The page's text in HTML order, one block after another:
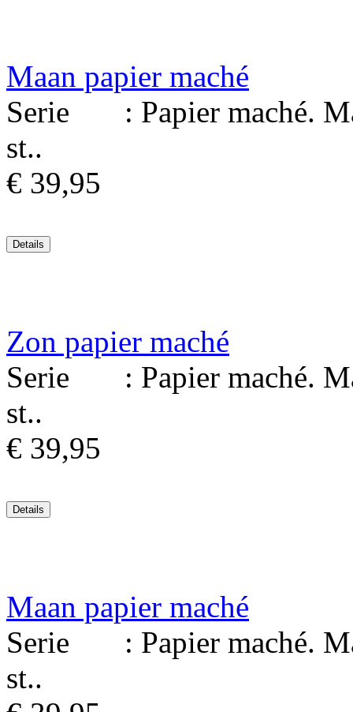
Maan papier maché
Serie : Papier maché.
st..
€ 39,95
Zon papier maché
Serie : Papier maché.
st..
€ 39,95
Maan papier maché
Serie : Papier maché.
st..